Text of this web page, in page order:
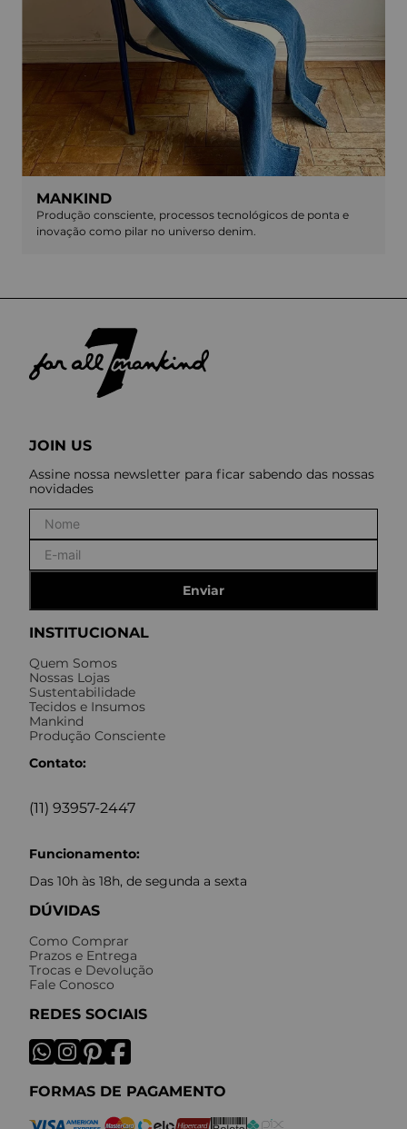
MANKIND
Produção consciente, processos tecnológicos de ponta e
inovação como pilar no universo denim.
INSTITUCIONAL
Quem Somos
Nossas Lojas
Sustentabilidade
Tecidos e Insumos
Mankind
Produção Consciente
Contato:
(11) 93957-2447
Funcionamento:
Das 10h às 18h, de segunda a sexta
DÚVIDAS
Como Comprar
Prazos e Entrega
Trocas e Devolução
Fale Conosco
REDES SOCIAIS
FORMAS DE PAGAMENTO
JOIN US
Assine nossa newsletter para ficar sabendo das nossas
novidades
Enviar